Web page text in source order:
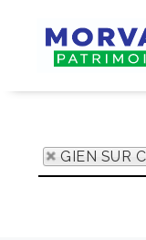
GIEN SUR